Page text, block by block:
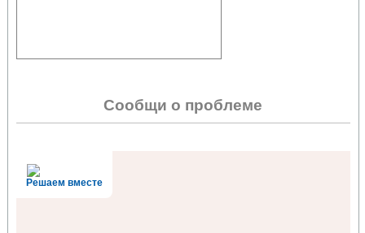
Сообщи о проблеме
Решаем вместе